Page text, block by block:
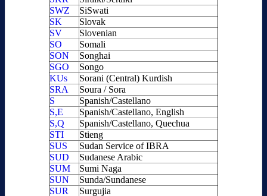
SWZ
SiSwati
SK
Slovak
SV
Slovenian
SO
Somali
SON
Songhai
SGO
Songo
KUs
Sorani (Central) Kurdish
SRA
Soura / Sora
S
Spanish/Castellano
S,E
Spanish/Castellano, English
S,Q
Spanish/Castellano, Quechua
STI
Stieng
SUS
Sudan Service of IBRA
SUD
Sudanese Arabic
SUM
Sumi Naga
SUN
Sunda/Sundanese
SUR
Surgujia